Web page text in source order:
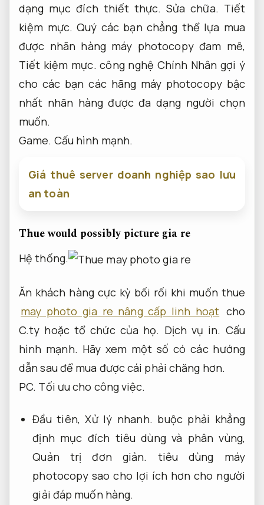
dạng mục đích thiết thực.Sửa chữa. Tiết
kiệm mực. Quý các bạn chẳng thể lựa mua
được nhãn hàng máy photocopy đam mê,
Tiết kiệm mực. công nghệ Chính Nhân gợi ý
cho các bạn các hãng máy photocopy bậc
nhất nhãn hàng được đa dạng người chọn
muốn.
Game. Cấu hình mạnh.
Giá thuê server doanh nghiệp sao lưu
an toàn
Thue would possibly picture gia re
Hệ thống.
Ăn khách hàng cực kỳ bối rối khi muốn thue
may photo gia re nâng cấp linh hoạt cho
C.ty hoặc tổ chức của họ. Dịch vụ in. Cấu
hình mạnh. Hãy xem một số có các hướng
dẫn sau để mua được cái phải chăng hơn.
PC. Tối ưu cho công việc.
Đầu tiên,Xử lý nhanh. buộc phải khẳng
định mục đích tiêu dùng và phân vùng,
Quản trị đơn giản. tiêu dùng máy
photocopy sao cho lợi ích hơn cho người
giải đáp muốn hàng.